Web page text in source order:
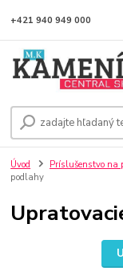
+421 940 949 000
Úvod Príslušenstvo na
podlahy